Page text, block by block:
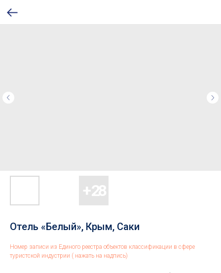
Отель «Белый», Крым, Саки
Номер записи из Единого реестра объектов классификации в сфере
туристской индустрии ( нажать на надпись)